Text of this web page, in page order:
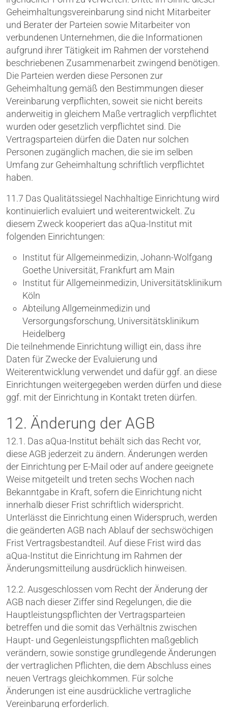
Geheimhaltungsvereinbarung sind nicht Mitarbeiter
und Berater der Parteien sowie Mitarbeiter von
verbundenen Unternehmen, die die Informationen
aufgrund ihrer Tätigkeit im Rahmen der vorstehend
beschriebenen Zusammenarbeit zwingend benötigen.
Die Parteien werden diese Personen zur
Geheimhaltung gemäß den Bestimmungen dieser
Vereinbarung verpflichten, soweit sie nicht bereits
anderweitig in gleichem Maße vertraglich verpflichtet
wurden oder gesetzlich verpflichtet sind. Die
Vertragsparteien dürfen die Daten nur solchen
Personen zugänglich machen, die sie im selben
Umfang zur Geheimhaltung schriftlich verpflichtet
haben.
11.7 Das Qualitätssiegel Nachhaltige Einrichtung wird
kontinuierlich evaluiert und weiterentwickelt. Zu
diesem Zweck kooperiert das aQua-Institut mit
folgenden Einrichtungen:
Institut für Allgemeinmedizin, Johann-Wolfgang
Goethe Universität, Frankfurt am Main
Institut für Allgemeinmedizin, Universitätsklinikum
Köln
Abteilung Allgemeinmedizin und
Versorgungsforschung, Universitätsklinikum
Heidelberg
Die teilnehmende Einrichtung willigt ein, dass ihre
Daten für Zwecke der Evaluierung und
Weiterentwicklung verwendet und dafür ggf. an diese
Einrichtungen weitergegeben werden dürfen und diese
ggf. mit der Einrichtung in Kontakt treten dürfen.
12. Änderung der AGB
12.1. Das aQua-Institut behält sich das Recht vor,
diese AGB jederzeit zu ändern. Änderungen werden
der Einrichtung per E-Mail oder auf andere geeignete
Weise mitgeteilt und treten sechs Wochen nach
Bekanntgabe in Kraft, sofern die Einrichtung nicht
innerhalb dieser Frist schriftlich widerspricht.
Unterlässt die Einrichtung einen Widerspruch, werden
die geänderten AGB nach Ablauf der sechswöchigen
Frist Vertragsbestandteil. Auf diese Frist wird das
aQua-Institut die Einrichtung im Rahmen der
Änderungsmitteilung ausdrücklich hinweisen.
12.2. Ausgeschlossen vom Recht der Änderung der
AGB nach dieser Ziffer sind Regelungen, die die
Hauptleistungspflichten der Vertragsparteien
betreffen und die somit das Verhältnis zwischen
Haupt- und Gegenleistungspflichten maßgeblich
verändern, sowie sonstige grundlegende Änderungen
der vertraglichen Pflichten, die dem Abschluss eines
neuen Vertrags gleichkommen. Für solche
Änderungen ist eine ausdrückliche vertragliche
Vereinbarung erforderlich.